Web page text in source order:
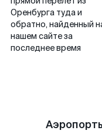
Оренбурга туда и
обратно, найденный
нашем сайте за
последнее время